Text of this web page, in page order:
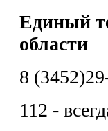
Единый
области
8
112 -